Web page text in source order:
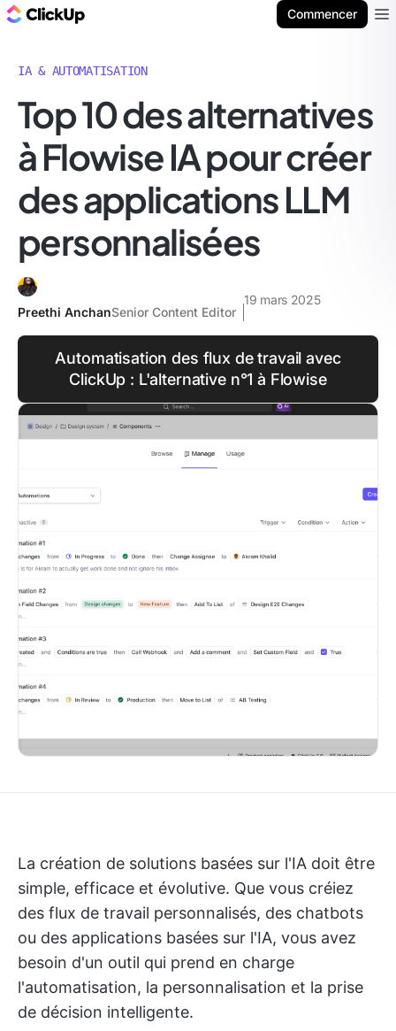
Commencer
IA & AUTOMATISATION
Top 10 des alternatives
à Flowise IA pour créer
des applications LLM
personnalisées
Preethi AnchanSenior Content Editor
19 mars 2025
Automatisation des flux de travail avec
ClickUp : L'alternative n°1 à Flowise
La création de solutions basées sur l'IA doit être
simple, efficace et évolutive. Que vous créiez
des flux de travail personnalisés, des chatbots
ou des applications basées sur l'IA, vous avez
besoin d'un outil qui prend en charge
l'automatisation, la personnalisation et la prise
de décision intelligente.